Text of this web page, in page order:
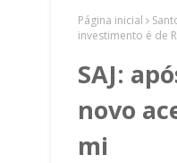
Página inicial
investimento é de
SAJ:
novo
mi